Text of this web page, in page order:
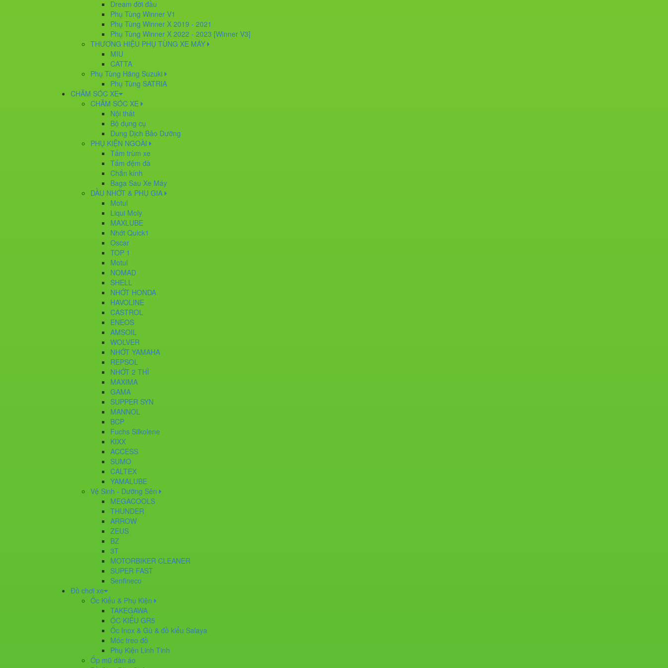
Dream đời đầu
Phụ Tùng Winner V1
Phụ Tùng Winner X 2019 - 2021
Phụ Tùng Winner X 2022 - 2023 [Winner V3]
THƯƠNG HIỆU PHỤ TÙNG XE MÁY
MIU
CATTA
Phụ Tùng Hãng Suzuki
Phụ Tùng SATRIA
CHĂM SÓC XE
CHĂM SÓC XE
Nội thất
Bộ dụng cụ
Dung Dịch Bảo Dưỡng
PHỤ KIỆN NGOÀI
Tấm trùm xe
Tấm đệm đà
Chắn kính
Baga Sau Xe Máy
DẦU NHỚT & PHỤ GIA
Motul
Liqui Moly
MAXLUBE
Nhớt Quick1
Oscar
TOP 1
Motul
NOMAD
SHELL
NHỚT HONDA
HAVOLINE
CASTROL
ENEOS
AMSOIL
WOLVER
NHỚT YAMAHA
REPSOL
NHỚT 2 THÌ
MAXIMA
GAMA
SUPPER SYN
MANNOL
BCP
Fuchs Silkolene
KIXX
ACCESS
SUMO
CALTEX
YAMALUBE
Vệ Sinh - Dưỡng Sên
MEGACOOLS
THUNDER
ARROW
ZEUS
BZ
3T
MOTORBIKER CLEANER
SUPER FAST
Senfineco
Đồ chơi xe
Ốc Kiểu & Phụ Kiện
TAKEGAWA
ỐC KIỂU GR5
Ốc Inox & Gù & đồ kiểu Salaya
Móc treo đồ
Phụ Kiện Linh Tinh
Ốp mũ dàn áo